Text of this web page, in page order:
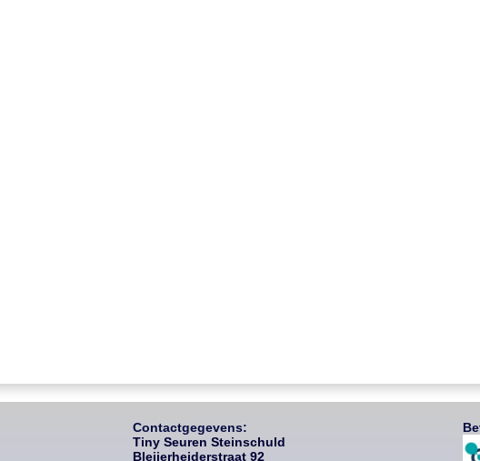
Contactgegevens:
Tiny Seuren Steinschuld
Bleijerheiderstraat 92